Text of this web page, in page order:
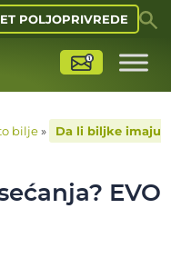
POLJOPRIVREDE
bilje»
Da li biljke imaju
EVO